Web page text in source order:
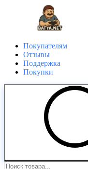
Покупателям
Отзывы
Поддержка
Покупки